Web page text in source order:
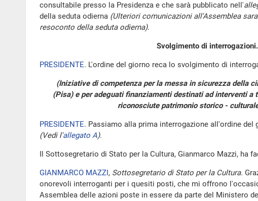
consultabile presso la Presidenza e che sarà pubblicato nell'
della seduta odierna (Ulteriori comunicazioni all'Assemblea
resoconto della seduta odierna).
Svolgimento di interrogazioni.
PRESIDENTE. L'ordine del giorno reca lo svolgimento di
(Iniziative di competenza per la messa in sicurezza della
(Pisa) e per adeguati finanziamenti destinati ad interventi
riconosciute patrimonio storico -
PRESIDENTE. Passiamo alla prima interrogazione all'ordine del
(Vedi l'allegato A).
Il Sottosegretario di Stato per la Cultura, Gianmarco Mazzi, ha
GIANMARCO MAZZI, Sottosegretario di Stato per la Cultura.
onorevoli interroganti per i quesiti posti, che mi offrono
Assemblea delle azioni poste in essere da parte del Ministero